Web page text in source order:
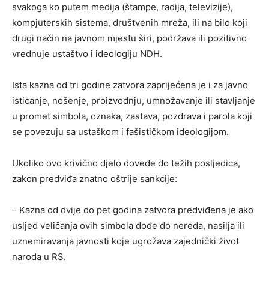
svakoga ko putem medija (štampe, radija, televizije),
kompjuterskih sistema, društvenih mreža, ili na bilo koji
drugi način na javnom mjestu širi, podržava ili pozitivno
vrednuje ustaštvo i ideologiju NDH.
Ista kazna od tri godine zatvora zaprijećena je i za javno
isticanje, nošenje, proizvodnju, umnožavanje ili stavljanje
u promet simbola, oznaka, zastava, pozdrava i parola koji
se povezuju sa ustaškom i fašističkom ideologijom.
Ukoliko ovo krivično djelo dovede do težih posljedica,
zakon predviđa znatno oštrije sankcije:
– Kazna od dvije do pet godina zatvora predviđena je ako
usljed veličanja ovih simbola dođe do nereda, nasilja ili
uznemiravanja javnosti koje ugrožava zajednički život
naroda u RS.